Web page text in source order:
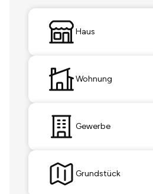
Haus
Wohnung
Gewerbe
Grundstück